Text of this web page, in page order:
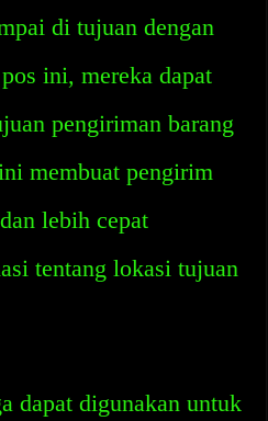
di tujuan dengan
ini, mereka dapat
pengiriman barang
membuat pengirim
lebih cepat
tentang lokasi tujuan
dapat digunakan untuk